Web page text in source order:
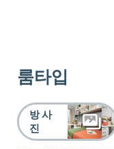
룸타입
방 사
진